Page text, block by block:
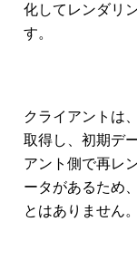
化してレンダリ
す。
クライアントは
取得し、初期デ
アント側で再レ
ータがあるため
とはありません。